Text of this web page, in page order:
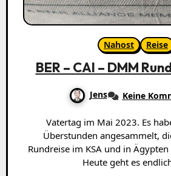
Nahost Reise
BER – CAI – DMM
Jens Keine
Vatertag im Mai 2023. Es haben sich einige
Überstunden angesammelt,
Rundreise im KSA und in
Heute geht es